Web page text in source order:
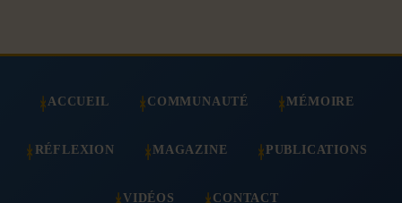
ACCUEIL COMMUNAUTÉ MÉMOIRE
RÉFLEXION MAGAZINE PUBLICATIONS
VIDÉOS CONTACT